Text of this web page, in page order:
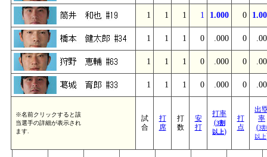
1 1 1 1 1.000 0
1 1 1 0 .000 0
1 1 1 0 .000 0
1 1 1 0 .000 0
※名前クリックすると該
当選手の詳細が表示され
ます.
試
合
打
席
打
数
安
打
打率
(3割
以上)
打
点
出
率
(3割
以上